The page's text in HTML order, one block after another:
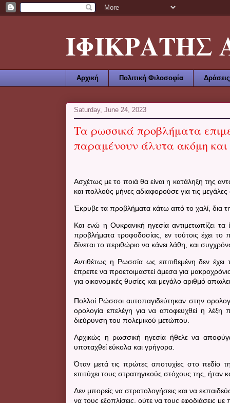
ΙΦΙΚΡΑΤΗΣ
Αρχική Πολιτική Φιλοσοφία Δράσεις
Saturday, June 24, 2023
Τα ρωσσικά προβλήματα
παραμένουν άλυτα ακόμη και
Ασχέτως με το ποιά θα είναι η κατάληξη της
και πολλούς μήνες αδιαφορούσε για τις
Έκρυβε τα προβλήματα κάτω από το χαλί, δια
Και ενώ η Ουκρανική ηγεσία αντιμετωπίζει
προβλήματα τροφοδοσίας, εν τούτοις έχει
δίνεται το περιθώριο να κάνει λάθη, και
Αντιθέτως η Ρωσσία ως επιτιθεμένη δεν
έπρεπε να προετοιμαστεί άμεσα για
για οικονομικές θυσίες και μεγάλο αριθμό
Πολλοί Ρώσσοι αυτοπαγιδεύτηκαν στην
ορολογία επελέγη για να αποφευχθεί η λέξη
διεύρυνση του πολεμικού μετώπου.
Αρχικώς η ρωσσική ηγεσία ήθελε να
υποταχθεί εύκολα και γρήγορα.
Όταν μετά τις πρώτες αποτυχίες στο πεδίο
επιτύχει τους στρατηγικούς στόχους της, ήταν
Δεν μπορείς να στρατολογήσεις και να
να τους εξοπλίσεις, ούτε να τους εφοδιάσεις με